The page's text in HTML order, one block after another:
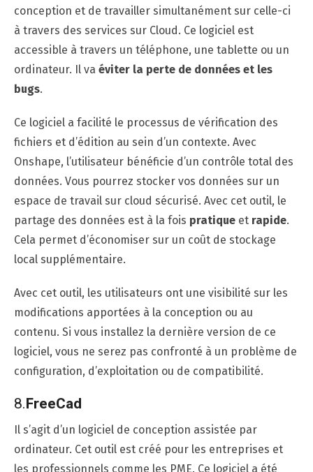
conception et de travailler simultanément sur celle-ci
à travers des services sur Cloud. Ce logiciel est
accessible à travers un téléphone, une tablette ou un
ordinateur. Il va éviter la perte de données et les
bugs.
Ce logiciel a facilité le processus de vérification des
fichiers et d’édition au sein d’un contexte. Avec
Onshape, l’utilisateur bénéficie d’un contrôle total des
données. Vous pourrez stocker vos données sur un
espace de travail sur cloud sécurisé. Avec cet outil, le
partage des données est à la fois pratique et rapide.
Cela permet d’économiser sur un coût de stockage
local supplémentaire.
Avec cet outil, les utilisateurs ont une visibilité sur les
modifications apportées à la conception ou au
contenu. Si vous installez la dernière version de ce
logiciel, vous ne serez pas confronté à un problème de
configuration, d’exploitation ou de compatibilité.
8.FreeCad
Il s’agit d’un logiciel de conception assistée par
ordinateur. Cet outil est créé pour les entreprises et
les professionnels comme les PME. Ce logiciel a été